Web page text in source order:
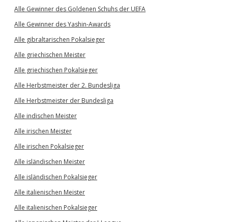
Alle Gewinner des Goldenen Schuhs der UEFA
Alle Gewinner des Yashin-Awards
Alle gibraltarischen Pokalsieger
Alle griechischen Meister
Alle griechischen Pokalsieger
Alle Herbstmeister der 2. Bundesliga
Alle Herbstmeister der Bundesliga
Alle indischen Meister
Alle irischen Meister
Alle irischen Pokalsieger
Alle isländischen Meister
Alle isländischen Pokalsieger
Alle italienischen Meister
Alle italienischen Pokalsieger